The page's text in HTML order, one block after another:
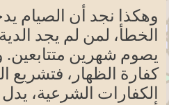
وهكذا نجد أن الصيام
الخطأ، لمن لم يجد
يصوم شهرين متتابعين.
كفارة الظهار، فتشريع
الكفارات الشرعية،